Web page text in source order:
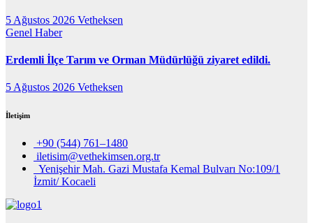
5 Ağustos 2026 Vetheksen
Genel Haber
Erdemli İlçe Tarım ve Orman Müdürlüğü ziyaret edildi.
5 Ağustos 2026 Vetheksen
İletişim
+90 (544) 761–1480
iletisim@vethekimsen.org.tr
Yenişehir Mah. Gazi Mustafa Kemal Bulvarı No:109/1
İzmit/ Kocaeli